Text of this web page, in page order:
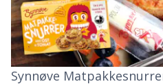
Synnøve